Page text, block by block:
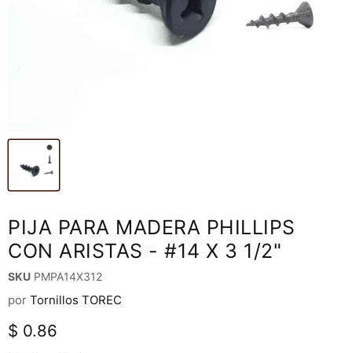
PIJA PARA MADERA PHILLIPS
CON ARISTAS - #14 X 3 1/2"
SKU PMPA14X312
por Tornillos TOREC
Precio actual
$ 0.86